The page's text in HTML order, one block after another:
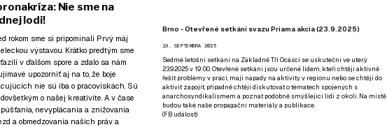
Nie sme na
lodi!
rokom sme si pripomínali Prvý máj
výstavou . Krátko predtým sme
v ďalšom spore a zdalo sa nám
upozorniť aj na to, že boje
nie sú iba o pracoviskách. Sú
o našej kreativite. A v čase
nevyplácania a znižovania
a obmedzovania našich práv a
Brno - Otevřené setkání svazu Priama akcia (23.9.2025)
19. SEPTEMBRA 2025
Sedmé letošní setkání na Základně Tři Ocásci se uskuteční ve uterý
23.9.2025 v 19:00. Otevřené setkání jsou určené lidem, kteří chtějí aktivně
řešit problémy v práci, mají nápady na aktivity v regionu nebo se chtějí do
aktivit zapojit, případně chtějí diskutovat o tématech spojených s
anarchosyndikalismem a poznat podobně smýšlející lidi z okolí. Na místě
budou také naše propagační materiály a publikace.
(FB událost)